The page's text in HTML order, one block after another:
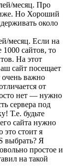
месяц. Про
Но Хороший
около
месяц. Если на
1000 сайтов, то
На этот
сайт посещает
очень важно
от
нет — нужно
сервера под
Т.е. будьте
сайта нужно
это стоит я
выбрать? Я
простое и
на такой